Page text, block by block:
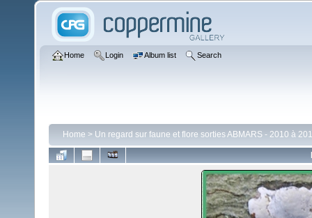
Home Login Album list Search
Home > Un regard sur faune et flore sorties ABMARS - 2010 à